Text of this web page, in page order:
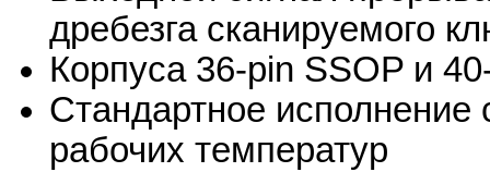
дребезга сканируемого
Корпуса 36-pin SSOP и
Стандартное
рабочих температур